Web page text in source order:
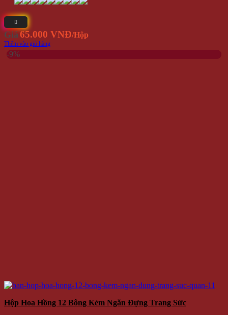
Giá65.000 VNĐ/Hộp
Thêm vào giỏ hàng
-9%
Hộp Hoa Hồng 12 Bông Kèm Ngăn Đựng Trang Sức